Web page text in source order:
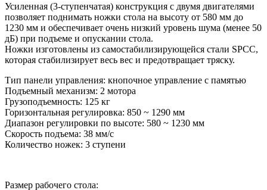
Усиленная (3-ступенчатая) конструкция с двумя двигателями
позволяет поднимать ножки стола на высоту от 580 мм до
1230 мм и обеспечивает очень низкий уровень шума (менее 50
дБ) при подъеме и опускании стола.
Ножки изготовлены из самостабилизирующейся стали SPCC,
которая стабилизирует весь вес и предотвращает тряску.
Тип панели управления: кнопочное управление с памятью
Подъемный механизм: 2 мотора
Грузоподъемность: 125 кг
Горизонтальная регулировка: 850 ~ 1290 мм
Диапазон регулировки по высоте: 580 ~ 1230 мм
Скорость подъема: 38 мм/с
Количество ножек: 3 ступени
Размер рабочего стола: